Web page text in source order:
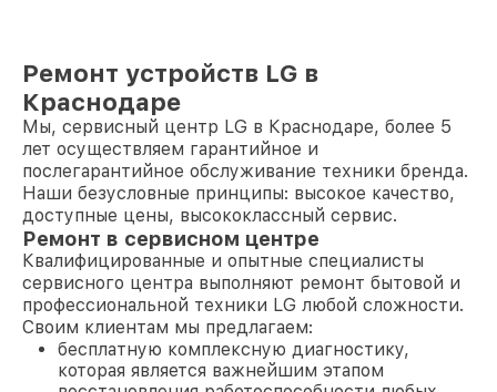
Ремонт устройств LG в
Краснодаре
Мы, сервисный центр LG в Краснодаре, более 5
лет осуществляем гарантийное и
послегарантийное обслуживание техники бренда.
Наши безусловные принципы: высокое качество,
доступные цены, высококлассный сервис.
Ремонт в сервисном центре
Квалифицированные и опытные специалисты
сервисного центра выполняют ремонт бытовой и
профессиональной техники LG любой сложности.
Своим клиентам мы предлагаем:
бесплатную комплексную диагностику,
которая является важнейшим этапом